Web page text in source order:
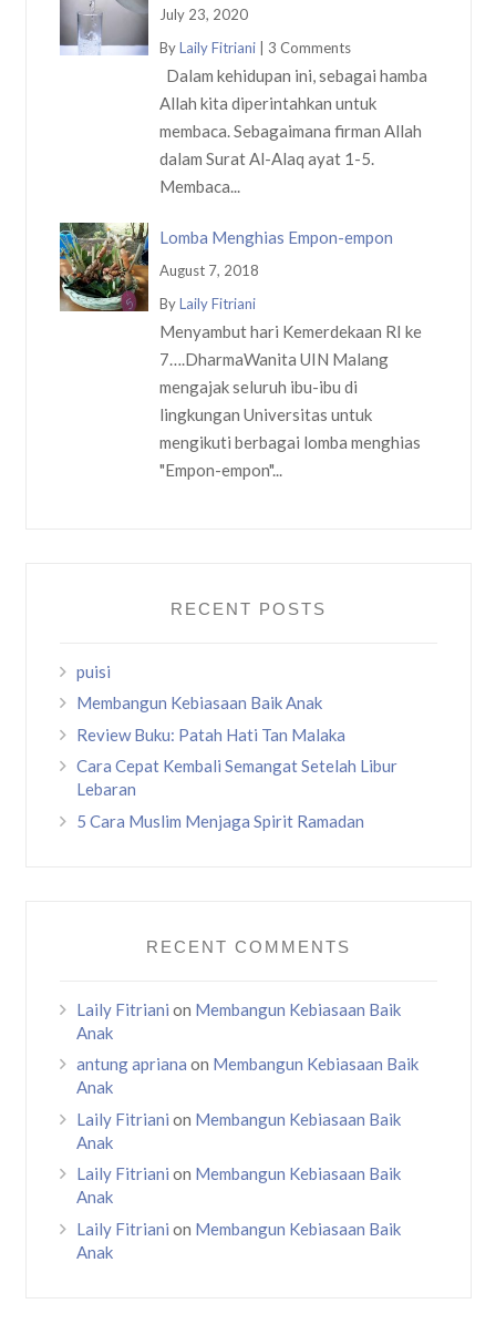
July 23, 2020
ByLaily Fitriani| 3 Comments
Dalam kehidupan ini, sebagai hamba
Allah kita diperintahkan untuk
membaca. Sebagaimana firman Allah
dalam Surat Al-Alaq ayat 1-5.
Membaca...
Lomba Menghias Empon-empon
August 7, 2018
ByLaily Fitriani
Menyambut hari Kemerdekaan RI ke
7….DharmaWanita UIN Malang
mengajak seluruh ibu-ibu di
lingkungan Universitas untuk
mengikuti berbagai lomba menghias
"Empon-empon"...
RECENT POSTS
puisi
Membangun Kebiasaan Baik Anak
Review Buku: Patah Hati Tan Malaka
Cara Cepat Kembali Semangat Setelah Libur
Lebaran
5 Cara Muslim Menjaga Spirit Ramadan
RECENT COMMENTS
Laily Fitriani on Membangun Kebiasaan Baik
Anak
antung apriana on Membangun Kebiasaan Baik
Anak
Laily Fitriani on Membangun Kebiasaan Baik
Anak
Laily Fitriani on Membangun Kebiasaan Baik
Anak
Laily Fitriani on Membangun Kebiasaan Baik
Anak